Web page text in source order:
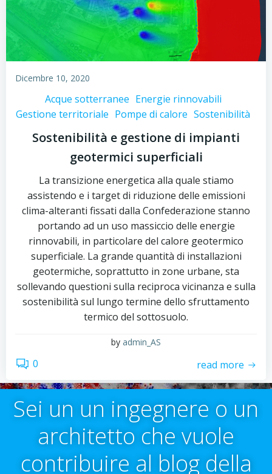
Dicembre 10, 2020
Acque sotterranee Energie rinnovabili
Gestione territoriale Pompe di calore Sostenibilità
Sostenibilità e gestione di impianti
geotermici superficiali
La transizione energetica alla quale stiamo
assistendo e i target di riduzione delle emissioni
clima-alteranti fissati dalla Confederazione stanno
portando ad un uso massiccio delle energie
rinnovabili, in particolare del calore geotermico
superficiale. La grande quantità di installazioni
geotermiche, soprattutto in zone urbane, sta
sollevando questioni sulla reciproca vicinanza e sulla
sostenibilità sul lungo termine dello sfruttamento
termico del sottosuolo.
by admin_AS
0 read more
Sei un un ingegnere o un
architetto che vuole
contribuire al blog della